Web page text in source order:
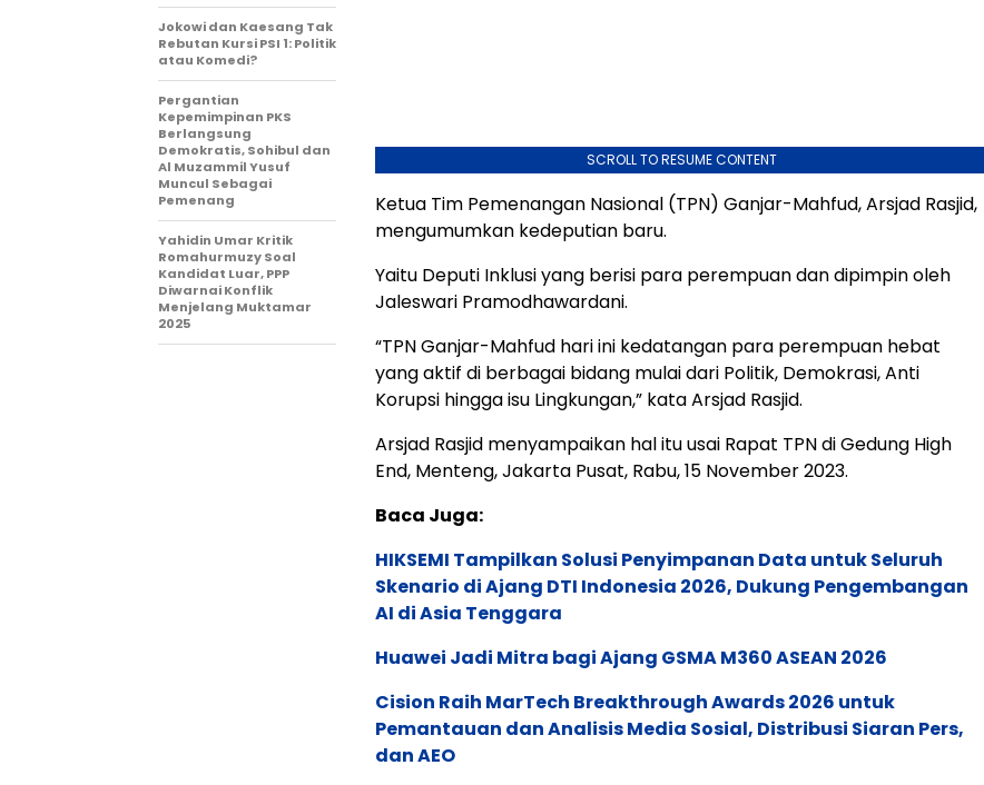
SCROLL TO RESUME CONTENT
Ketua Tim Pemenangan Nasional (TPN) Ganjar-Mahfud, Arsjad Rasjid,
mengumumkan kedeputian baru.
Yaitu Deputi Inklusi yang berisi para perempuan dan dipimpin oleh
Jaleswari Pramodhawardani.
“TPN Ganjar-Mahfud hari ini kedatangan para perempuan hebat
yang aktif di berbagai bidang mulai dari Politik, Demokrasi, Anti
Korupsi hingga isu Lingkungan,” kata Arsjad Rasjid.
Arsjad Rasjid menyampaikan hal itu usai Rapat TPN di Gedung High
End, Menteng, Jakarta Pusat, Rabu, 15 November 2023.
Baca Juga:
HIKSEMI Tampilkan Solusi Penyimpanan Data untuk Seluruh
Skenario di Ajang DTI Indonesia 2026, Dukung Pengembangan
AI di Asia Tenggara
Huawei Jadi Mitra bagi Ajang GSMA M360 ASEAN 2026
Cision Raih MarTech Breakthrough Awards 2026 untuk
Pemantauan dan Analisis Media Sosial, Distribusi Siaran Pers,
dan AEO
Jokowi dan Kaesang Tak
Rebutan Kursi PSI 1: Politik
atau Komedi?
Pergantian
Kepemimpinan PKS
Berlangsung
Demokratis, Sohibul dan
Al Muzammil Yusuf
Muncul Sebagai
Pemenang
Yahidin Umar Kritik
Romahurmuzy Soal
Kandidat Luar, PPP
Diwarnai Konflik
Menjelang Muktamar
2025